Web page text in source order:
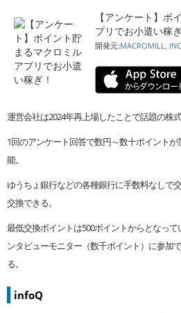
【アンケート】ポ
プリでお小遣い稼ぎ
開発元:MACROMILL,
運営会社は2024年再上場したことで話題の株
1回のアンケート回答で数円～数十ポイント
能。
ゆうちょ銀行などの各種銀行に手数料なしで
交換できる。
最低交換ポイントは500ポイントからとなっ
ンタビューモニター（数千ポイント）に参加
る。
infoQ